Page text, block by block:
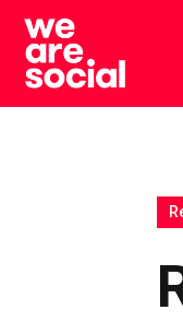
Skip
content